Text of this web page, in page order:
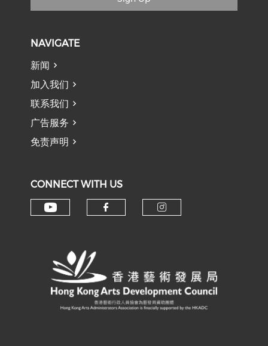
NAVIGATE
新闻
加入我们
联系我们
广告服务
免责声明
CONNECT WITH US